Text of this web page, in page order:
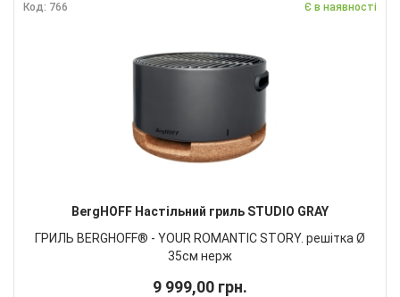
Код: 766 Є в наявності
BergHOFF Настільний гриль STUDIO GRAY
ГРИЛЬ BERGHOFF® - YOUR ROMANTIC STORY. решітка Ø
35см нерж
9 999,00 грн.